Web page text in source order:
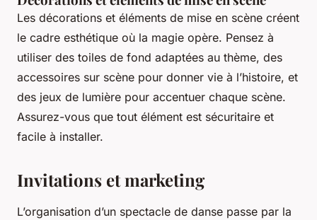
Les décorations et éléments de mise en scène créent
le cadre esthétique où la magie opère. Pensez à
utiliser des toiles de fond adaptées au thème, des
accessoires sur scène pour donner vie à l’histoire, et
des jeux de lumière pour accentuer chaque scène.
Assurez-vous que tout élément est sécuritaire et
facile à installer.
Invitations et marketing
L’organisation d’un spectacle de danse passe par la